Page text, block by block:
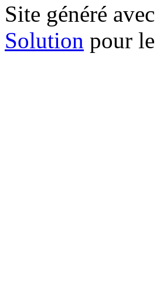
Site généré
Solution pour le